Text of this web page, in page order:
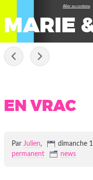
Aller au contenu
MARIE
EN VRAC
Par Julien, dimanche
permanent
news